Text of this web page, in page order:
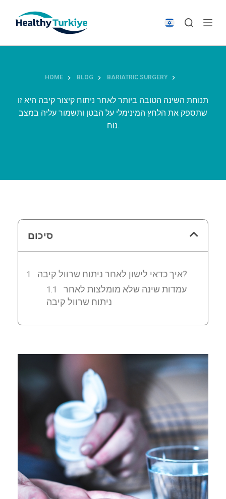
p
HOME BLOG BARIATRIC SURGERY
תנוחת השינה הטובה ביותר לאחר ניתוח קיצור קיבה היא זו
שתספק את הלחץ המינימלי על הבטן ותשמור עליה במצב
נוח.
סיכום
איך כדאי לישון לאחר ניתוח שרוול קיבה?
עמדות שינה שלא מומלצות לאחר
ניתוח שרוול קיבה